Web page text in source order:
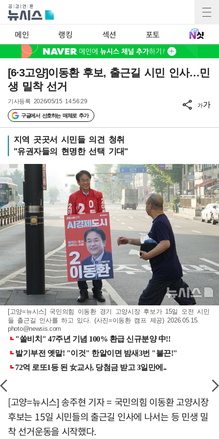
메인 랭킹 섹션 포토
[6·3고양]이동환 후보, 출근길 시민 인사…민
생 밀착 선거
기사등록 2026/05/15 14:56:29
구글에서 선호하는 매체로 추가
가가
지역 곳곳서 시민들 의견 청취
"유권자들의 현명한 선택 기대"
[고양=뉴시스] 국민의힘 이동환 경기 고양시장 후보가 15일 오전 시민
들 출근길 인사를 하고 있다. (사진=이동환 캠프 제공) 2026.05.15.
photo@newsis.com
[고양=뉴시스] 송주현 기자 = 국민의힘 이동환 고양시장
후보는 15일 시민들의 출근길 인사에 나서는 등 민생 밀
착 선거운동을 시작했다.